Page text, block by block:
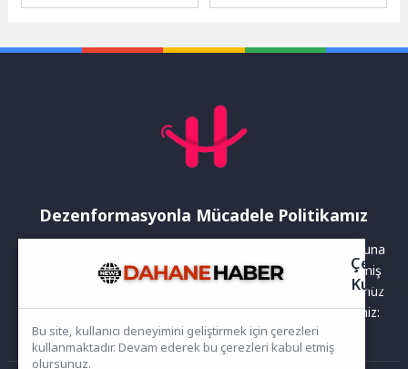
Bitki Yetiştiriciliği Projesi...
Dezenformasyonla Mücadele Politikamız
Yayınlanan haberler doğruluk ilkesi gözetilerek hazırlanır. Buna
rağmen bazı içeriklerde eksik, hatalı veya güncelliğini yitirmiş
bilgiler bulunabilir.Yanlış veya yanıltıcı olduğunu düşündüğünüz
haberleri aşağıdaki iletişim kanallarından bize bildirebilirsiniz:
Çerez
Bu site, kullanıcı deneyimini geliştirmek için çerezleri
kullanmaktadır. Devam ederek bu çerezleri kabul etmiş
olursunuz.